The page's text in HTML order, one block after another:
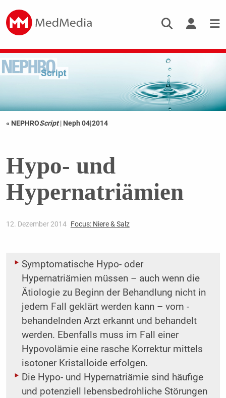
« NEPHROScript | Neph 04|2014
Hypo- und
Hypernatriämien
12. Dezember 2014 Focus: Niere & Salz
Symptomatische Hypo- oder
Hypernatriämien müssen – auch wenn die
Ätiologie zu Beginn der Behandlung nicht in
jedem Fall geklärt werden kann – vom ­
behandelnden Arzt erkannt und behandelt
werden. Ebenfalls muss im Fall einer
Hypovolämie eine rasche Korrektur mittels
isotoner Kristalloide erfolgen.
Die Hypo- und Hypernatriämie sind häufige
und potenziell lebensbedrohliche Störungen